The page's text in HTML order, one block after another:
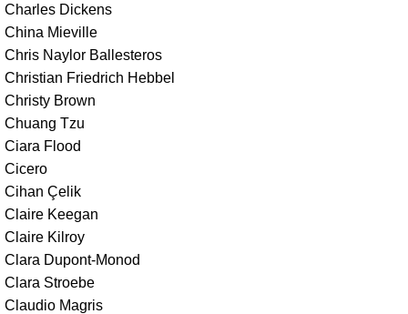
Charles Dickens
China Mieville
Chris Naylor Ballesteros
Christian Friedrich Hebbel
Christy Brown
Chuang Tzu
Ciara Flood
Cicero
Cihan Çelik
Claire Keegan
Claire Kilroy
Clara Dupont-Monod
Clara Stroebe
Claudio Magris